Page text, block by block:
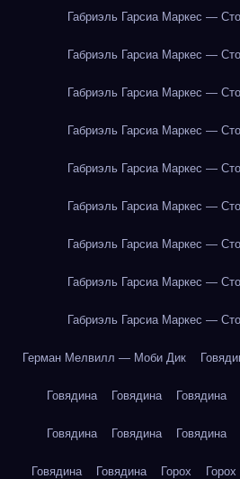
Габриэль Гарсиа Маркес —
Габриэль Гарсиа Маркес —
Габриэль Гарсиа Маркес —
Габриэль Гарсиа Маркес —
Габриэль Гарсиа Маркес —
Габриэль Гарсиа Маркес —
Габриэль Гарсиа Маркес —
Габриэль Гарсиа Маркес —
Габриэль Гарсиа Маркес —
Герман Мелвилл — Моби Дик
Говядина Говядина Говядина
Говядина Говядина Говядина
Говядина Говядина Горох Горох